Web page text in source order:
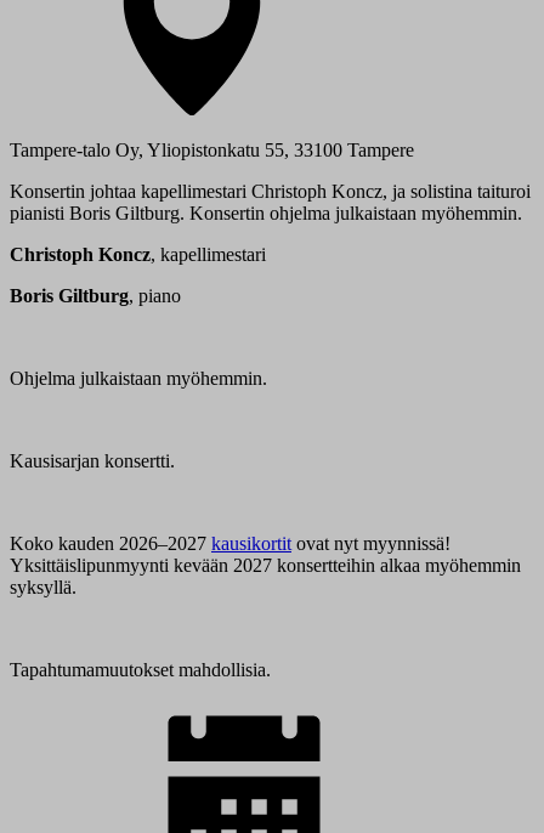
Tampere-talo Oy, Yliopistonkatu 55, 33100 Tampere
Konsertin johtaa kapellimestari Christoph Koncz, ja solistina taituroi
pianisti Boris Giltburg. Konsertin ohjelma julkaistaan myöhemmin.
Christoph Koncz, kapellimestari
Boris Giltburg, piano
Ohjelma julkaistaan myöhemmin.
Kausisarjan konsertti.
Koko kauden 2026–2027 kausikortitovat nyt myynnissä!
Yksittäislipunmyynti kevään 2027 konsertteihin alkaa myöhemmin
syksyllä.
Tapahtumamuutokset mahdollisia.